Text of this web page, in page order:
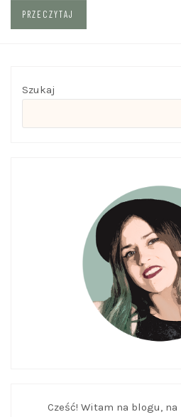
PRZECZYTAJ
Szukaj
Cześć! Witam na blogu,